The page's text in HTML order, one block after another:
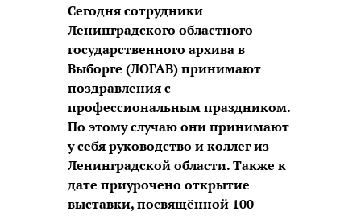
Сегодня сотрудники
Ленинградского областного
государственного архива в
Выборге (ЛОГАВ) принимают
поздравления с
профессиональным праздником.
По этому случаю они принимают
у себя руководство и коллег из
Ленинградской области. Также к
дате приурочено открытие
выставки, посвящённой 100-